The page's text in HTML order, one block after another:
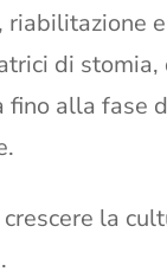
riabilitazione
di
fino alla fase
la